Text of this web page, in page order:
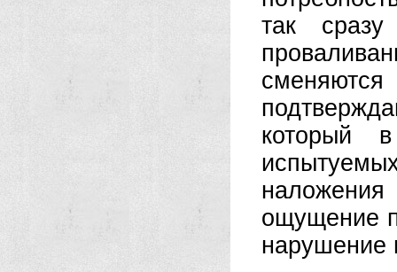
так
который
наложения
ощущение
нарушение